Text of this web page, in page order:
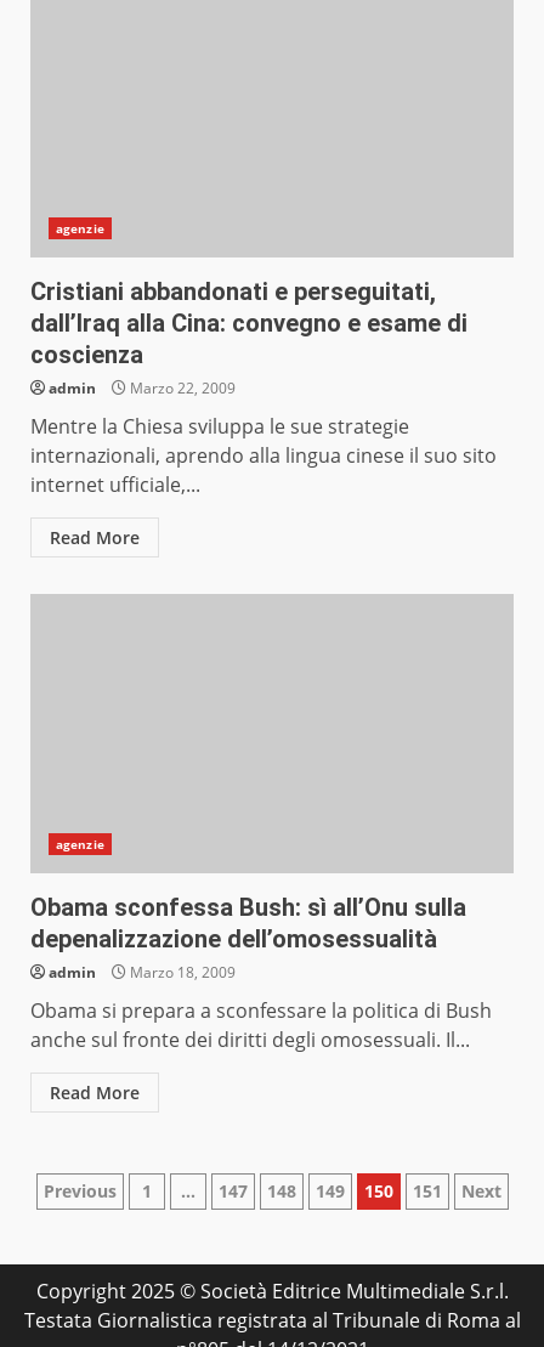
agenzie
Cristiani abbandonati e perseguitati,
dall’Iraq alla Cina: convegno e esame di
coscienza
admin Marzo 22, 2009
Mentre la Chiesa sviluppa le sue strategie
internazionali, aprendo alla lingua cinese il suo sito
internet ufficiale,...
Read More
agenzie
Obama sconfessa Bush: sì all’Onu sulla
depenalizzazione dell’omosessualità
admin Marzo 18, 2009
Obama si prepara a sconfessare la politica di Bush
anche sul fronte dei diritti degli omosessuali. Il...
Read More
Paginazione
articoli
Previous 1 … 147 148 149 150 151 Next
Copyright 2025 © Società Editrice Multimediale S.r.l.
Testata Giornalistica registrata al Tribunale di Roma al